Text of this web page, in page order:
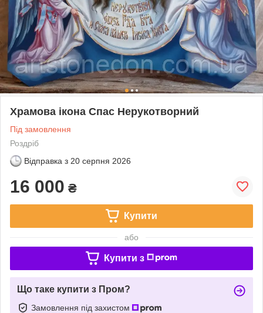
Храмова ікона Спас Нерукотворний
Під замовлення
Роздріб
Відправка з 20 серпня 2026
16 000 ₴
Купити
або
Купити з
Що таке купити з Пром?
Замовлення під захистом